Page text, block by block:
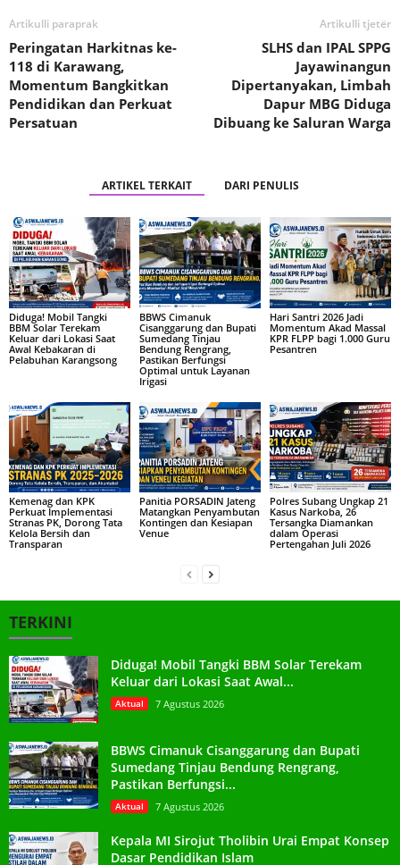
Artikulli paraprak
Peringatan Harkitnas ke-
118 di Karawang,
Momentum Bangkitkan
Pendidikan dan Perkuat
Persatuan
Artikulli tjetër
SLHS dan IPAL SPPG
Jayawinangun
Dipertanyakan, Limbah
Dapur MBG Diduga
Dibuang ke Saluran Warga
ARTIKEL TERKAIT DARI PENULIS
Diduga! Mobil Tangki
BBM Solar Terekam
Keluar dari Lokasi Saat
Awal Kebakaran di
Pelabuhan Karangsong
BBWS Cimanuk
Cisanggarung dan Bupati
Sumedang Tinjau
Bendung Rengrang,
Pastikan Berfungsi
Optimal untuk Layanan
Irigasi
Hari Santri 2026 Jadi
Momentum Akad Massal
KPR FLPP bagi 1.000 Guru
Pesantren
Kemenag dan KPK
Perkuat Implementasi
Stranas PK, Dorong Tata
Kelola Bersih dan
Transparan
Panitia PORSADIN Jateng
Matangkan Penyambutan
Kontingen dan Kesiapan
Venue
Polres Subang Ungkap 21
Kasus Narkoba, 26
Tersangka Diamankan
dalam Operasi
Pertengahan Juli 2026
TERKINI
Diduga! Mobil Tangki BBM Solar Terekam
Keluar dari Lokasi Saat Awal...
Aktual 7 Agustus 2026
BBWS Cimanuk Cisanggarung dan Bupati
Sumedang Tinjau Bendung Rengrang,
Pastikan Berfungsi...
Aktual 7 Agustus 2026
Kepala MI Sirojut Tholibin Urai Empat Konsep
Dasar Pendidikan Islam